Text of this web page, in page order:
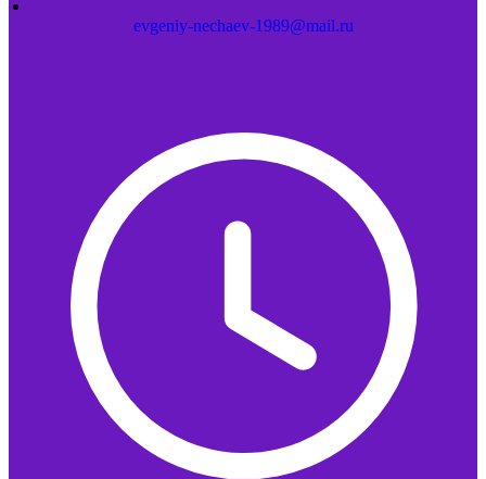
evgeniy-nechaev-1989@mail.ru